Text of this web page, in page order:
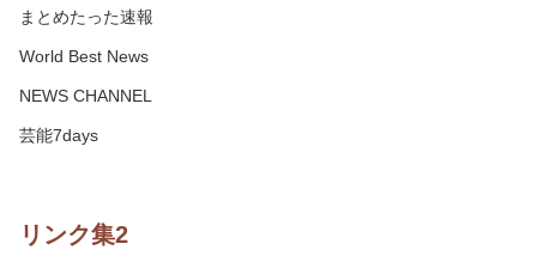
まとめたった速報
World Best News
NEWS CHANNEL
芸能7days
リンク集2